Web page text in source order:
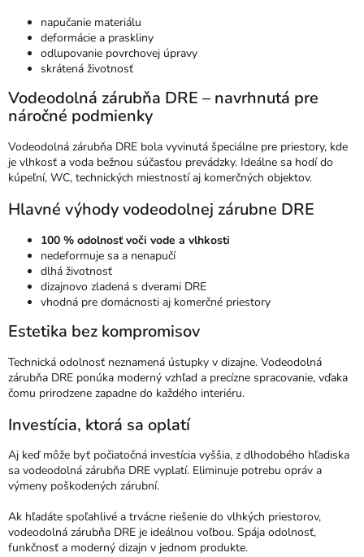
napučanie materiálu
deformácie a praskliny
odlupovanie povrchovej úpravy
skrátená životnosť
Vodeodolná zárubňa DRE – navrhnutá pre
náročné podmienky
Vodeodolná zárubňa DRE bola vyvinutá špeciálne pre priestory, kde
je vlhkosť a voda bežnou súčasťou prevádzky. Ideálne sa hodí do
kúpeľní, WC, technických miestností aj komerčných objektov.
Hlavné výhody vodeodolnej zárubne DRE
100 % odolnosť voči vode a vlhkosti
nedeformuje sa a nenapučí
dlhá životnosť
dizajnovo zladená s dverami DRE
vhodná pre domácnosti aj komerčné priestory
Estetika bez kompromisov
Technická odolnosť neznamená ústupky v dizajne. Vodeodolná
zárubňa DRE ponúka moderný vzhľad a precízne spracovanie, vďaka
čomu prirodzene zapadne do každého interiéru.
Investícia, ktorá sa oplatí
Aj keď môže byť počiatočná investícia vyššia, z dlhodobého hľadiska
sa vodeodolná zárubňa DRE vyplatí. Eliminuje potrebu opráv a
výmeny poškodených zárubní.
Ak hľadáte spoľahlivé a trvácne riešenie do vlhkých priestorov,
vodeodolná zárubňa DRE je ideálnou voľbou. Spája odolnosť,
funkčnosť a moderný dizajn v jednom produkte.